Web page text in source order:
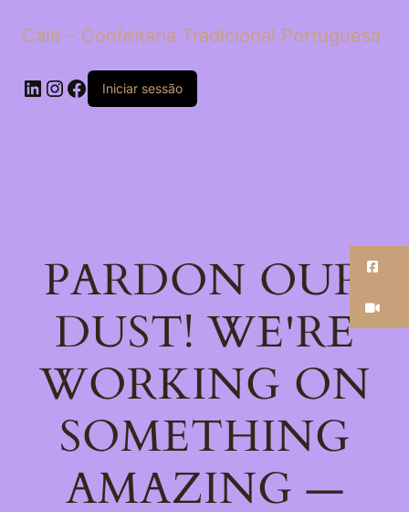
Calé – Confeitaria Tradicional Portuguesa
LinkedIn
Instagram
Facebook
Iniciar sessão
PARDON OUR
DUST! WE'RE
WORKING ON
SOMETHING
AMAZING —